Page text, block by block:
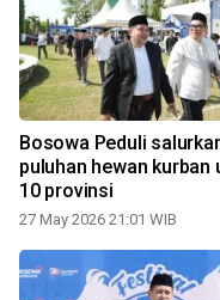
Bosowa Peduli
puluhan hewan kurban
10 provinsi
27 May 2026 21:01 WIB